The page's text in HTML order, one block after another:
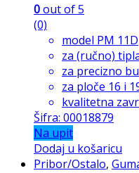
0out of 5
(0)
model PM 11D
za (ručno)
za precizno
za ploče 16 i
kvalitetna
Šifra: 00018879
Na upit
Dodaj u košaricu
Pribor/Ostalo,